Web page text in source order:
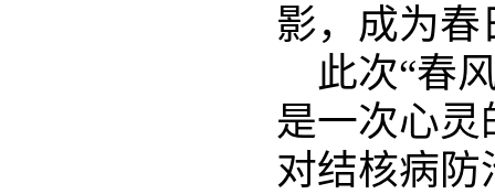
影，成为
此次“春
是一次心
对结核病